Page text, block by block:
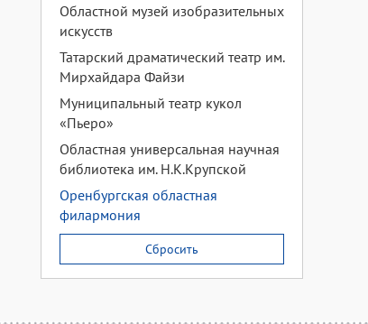
Областной музей изобразительных
искусств
Татарский драматический театр им.
Мирхайдара Файзи
Муниципальный театр кукол
«Пьеро»
Областная универсальная научная
библиотека им. Н.К.Крупской
Оренбургская областная
филармония
Сбросить